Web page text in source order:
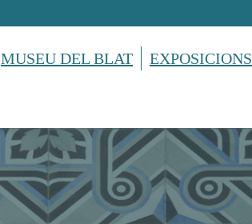
MUSEU DEL BLAT EXPOSICIONS